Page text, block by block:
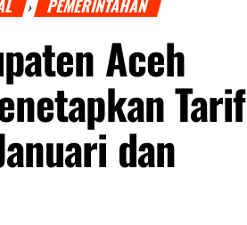
› PEMERINTAHAN
Aceh
Tarif
dan